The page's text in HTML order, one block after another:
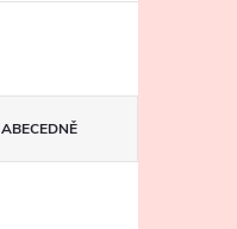
ABECEDNĚ